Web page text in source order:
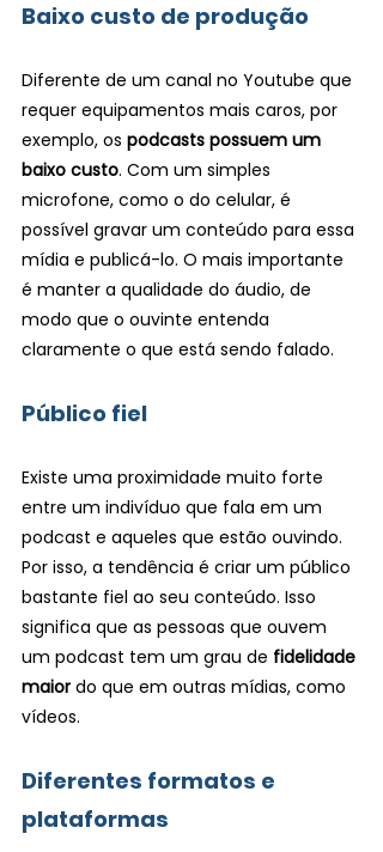
Baixo custo de produção
Diferente de um canal no Youtube que
requer equipamentos mais caros, por
exemplo, os podcasts possuem um
baixo custo. Com um simples
microfone, como o do celular, é
possível gravar um conteúdo para essa
mídia e publicá-lo. O mais importante
é manter a qualidade do áudio, de
modo que o ouvinte entenda
claramente o que está sendo falado.
Público fiel
Existe uma proximidade muito forte
entre um indivíduo que fala em um
podcast e aqueles que estão ouvindo.
Por isso, a tendência é criar um público
bastante fiel ao seu conteúdo. Isso
significa que as pessoas que ouvem
um podcast tem um grau de fidelidade
maior do que em outras mídias, como
vídeos.
Diferentes formatos e
plataformas